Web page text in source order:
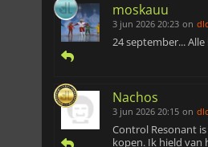
moskauu
3 jun 2026 20:23 on
24 september...
Nachos
3 jun 2026 20:15 on
Control Resonant
kopen. Ik hield van